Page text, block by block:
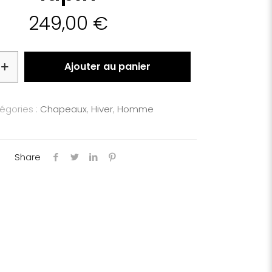
249,00 €
Ajouter au panier
: Chapeaux, Hiver, Homme
Share